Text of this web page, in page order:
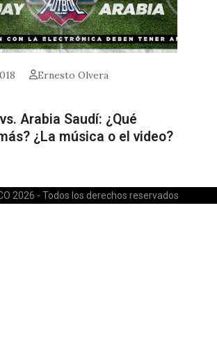
Ernesto Olvera
Arabia Saudí: ¿Qué
¿La música o el video?
2026 - Todos los derechos reservados